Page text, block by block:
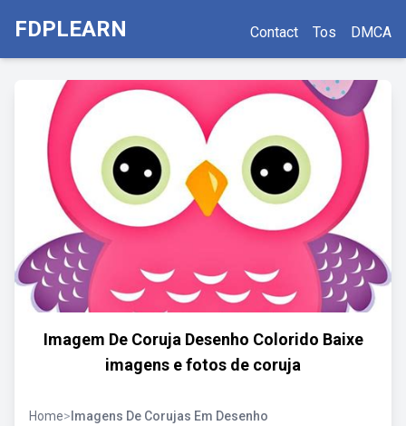
FDPLEARN Contact Tos DMCA
Imagem De Coruja Desenho Colorido Baixe
imagens e fotos de coruja
Home> Imagens De Corujas Em Desenho